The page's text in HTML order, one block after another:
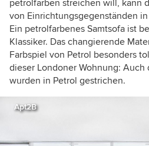
petrolfarben streichen will, kann
von Einrichtungsgegenständen
Ein petrolfarbenes Samtsofa ist
Klassiker. Das changierende
Farbspiel von Petrol besonders
dieser Londoner Wohnung:
wurden in Petrol gestrichen.
Apt2B